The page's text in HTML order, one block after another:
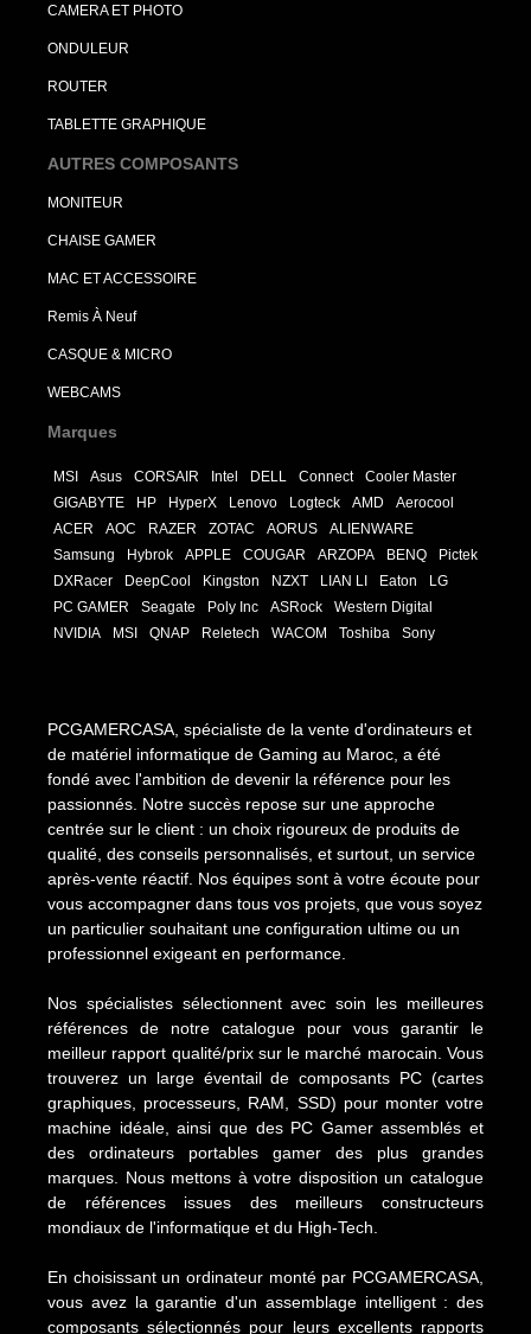
CAMERA ET PHOTO
ONDULEUR
ROUTER
TABLETTE GRAPHIQUE
AUTRES COMPOSANTS
MONITEUR
CHAISE GAMER
MAC ET ACCESSOIRE
Remis À Neuf
CASQUE & MICRO
WEBCAMS
Marques
MSI Asus CORSAIR Intel DELL Connect
Cooler Master
GIGABYTE
HP HyperX Lenovo Logteck AMD
Aerocool
ACER
AOC RAZER ZOTAC AORUS
ALIENWARE
Samsung
Hybrok APPLE COUGAR ARZOPA BENQ
Pictek
DXRacer
DeepCool Kingston NZXT LIAN LI Eaton
LG
PC GAMER
Seagate Poly Inc ASRock
Western Digital
NVIDIA
MSI QNAP Reletech WACOM Toshiba Sony
PCGAMERCASA, spécialiste de la vente d'ordinateurs et
de matériel informatique de Gaming au Maroc, a été
fondé avec l'ambition de devenir la référence pour les
passionnés. Notre succès repose sur une approche
centrée sur le client : un choix rigoureux de produits de
qualité, des conseils personnalisés, et surtout, un service
après-vente réactif. Nos équipes sont à votre écoute pour
vous accompagner dans tous vos projets, que vous soyez
un particulier souhaitant une configuration ultime ou un
professionnel exigeant en performance.
Nos spécialistes sélectionnent avec soin les meilleures
références de notre catalogue pour vous garantir le
meilleur rapport qualité/prix sur le marché marocain. Vous
trouverez un large éventail de composants PC (cartes
graphiques, processeurs, RAM, SSD) pour monter votre
machine idéale, ainsi que des PC Gamer assemblés et
des ordinateurs portables gamer des plus grandes
marques. Nous mettons à votre disposition un catalogue
de références issues des meilleurs constructeurs
mondiaux de l'informatique et du High-Tech.
En choisissant un ordinateur monté par PCGAMERCASA,
vous avez la garantie d'un assemblage intelligent : des
composants sélectionnés pour leurs excellents rapports